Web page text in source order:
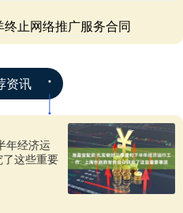
止网络推广服务合同
资讯
年经济运
这些重要